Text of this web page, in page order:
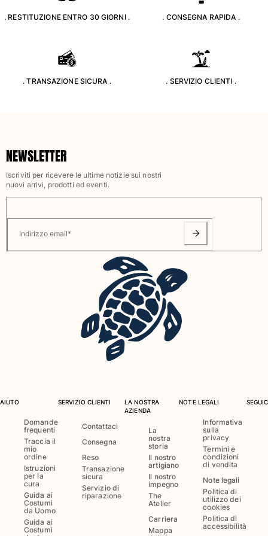
Rashguard
Costumi da bagno magici
Vedi tutti i Costumi da bagno
Pantaloni
Camicie
Bermuda
Felpe
Bambina
Costumi da bagno
Costumi Interi
Rashguard
Abbigliamento
Abiti e Gonne
Tute
Pantaloncini
Felpe
Vedi tutti i Abbigliamento
Neonato
. RESTITUZIONE ENTRO 30 GIORNI . . CONSEGNA RAPIDA .
. TRANSAZIONE SICURA . . SERVIZIO CLIENTI .
NEWSLETTER
Iscriviti per ricevere le ultime notizie sui nostri
nuovi arrivi, prodotti ed eventi.
Indirizzo email*
AIUTO
Domande
frequenti
Traccia il
mio
ordine
Istruzioni
per la
cura
Guida ai
Costumi
da Uomo
Guida ai
Costumi
SERVIZIO CLIENTI
Contattaci
Consegna
Reso
Transazione
sicura
Servizio di
riparazione
LA NOSTRA
AZIENDA
La
nostra
storia
Il nostro
artigiano
Il nostro
impegno
The
Atelier
Carriera
Mappa
NOTE LEGALI
Informativa
sulla
privacy
Termini e
condizioni
di vendita
Note legali
Politica di
utilizzo dei
cookies
Politica di
accessibilità